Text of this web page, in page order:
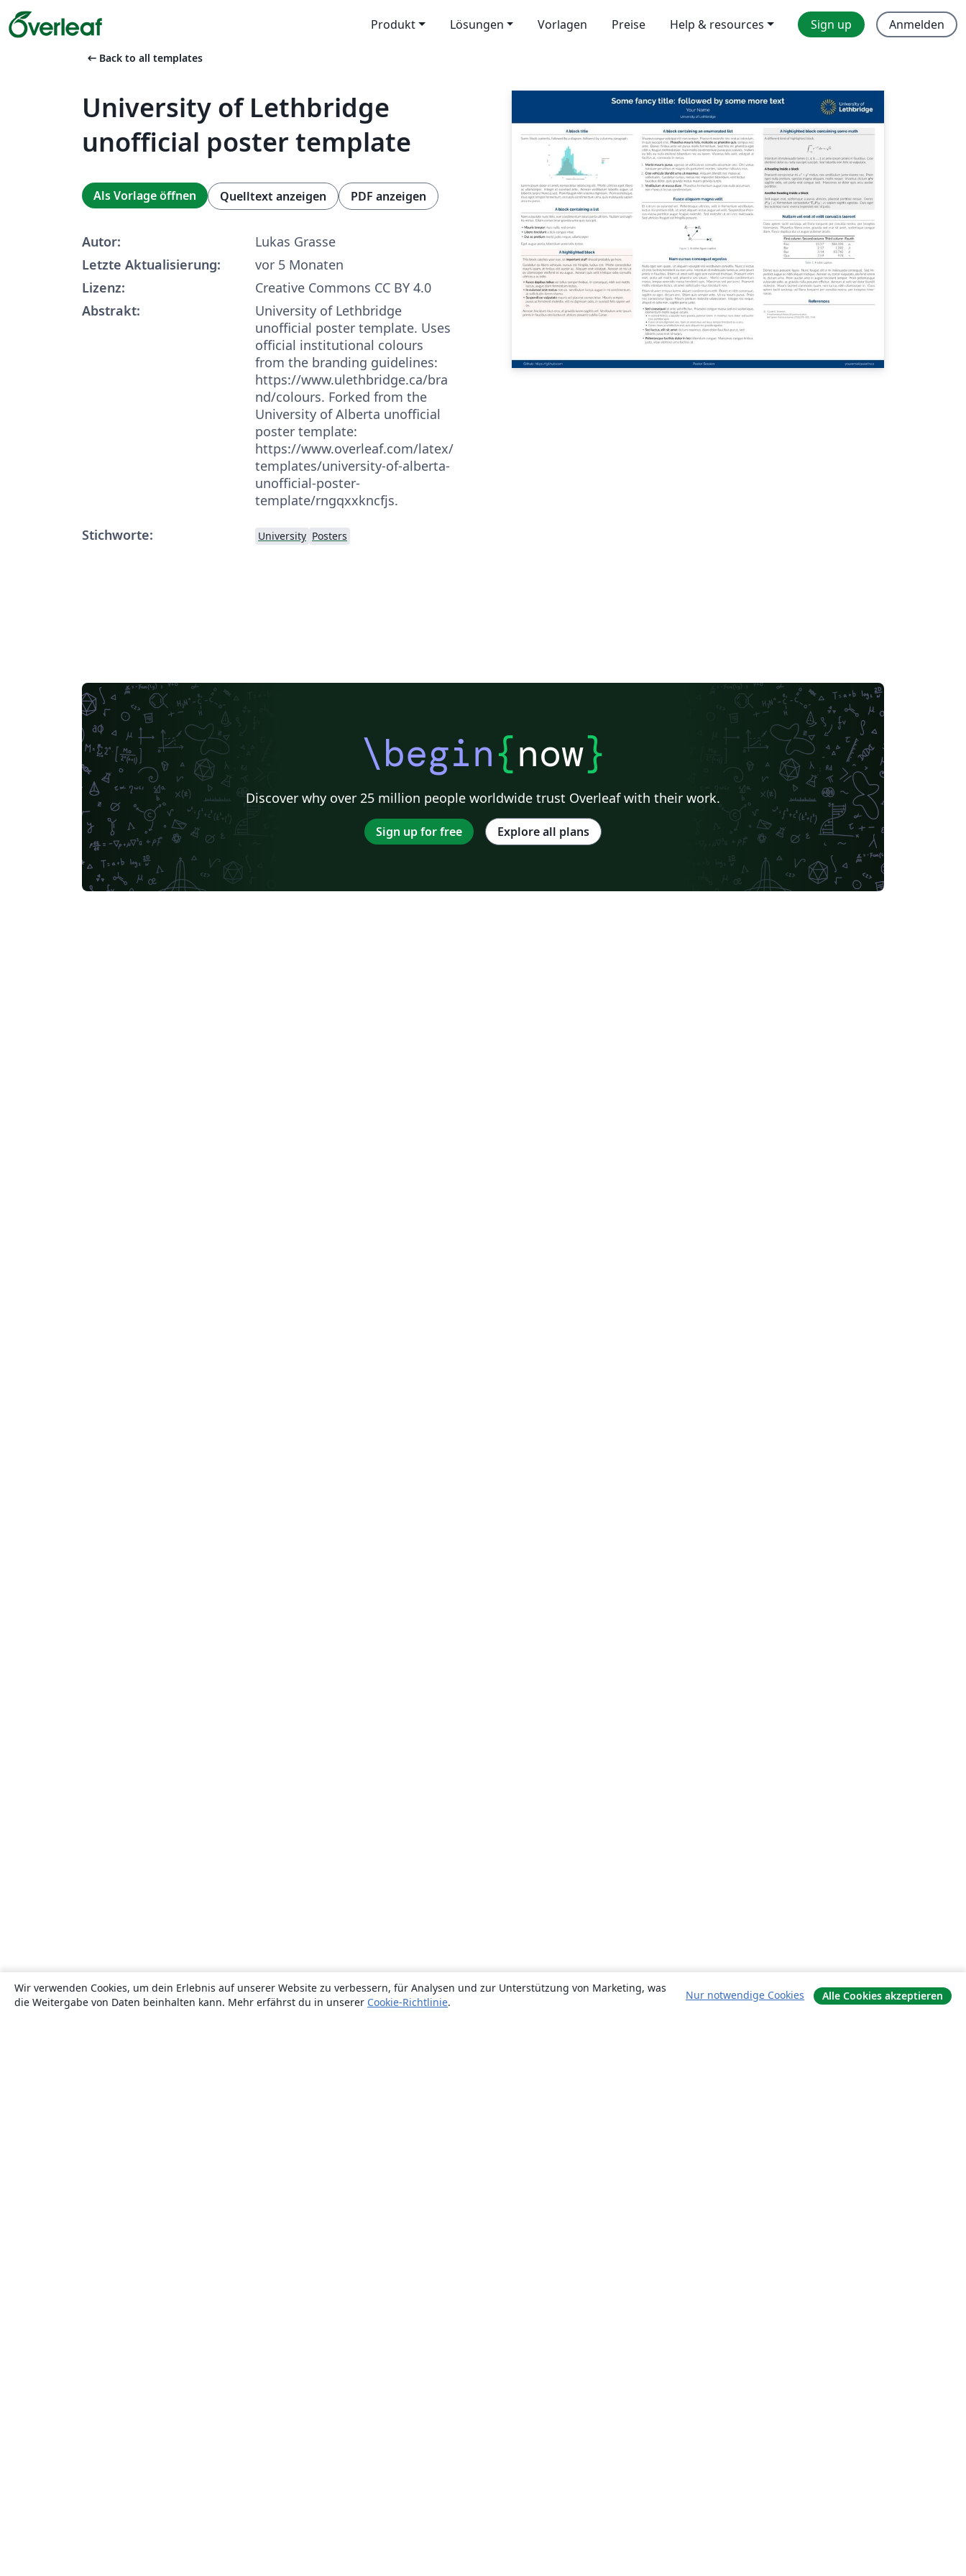
Produkt Lösungen Vorlagen Preise Help & resources Sign up Anmelden
arrow_left_alt Back to all templates
University of Lethbridge
unofficial poster template
Als Vorlage öffnen Quelltext anzeigen PDF anzeigen
Autor:
Lukas Grasse
Letzte Aktualisierung:
vor 5 Monaten
Lizenz:
Creative Commons CC BY 4.0
Abstrakt:
University of Lethbridge
unofficial poster template. Uses
official institutional colours
from the branding guidelines:
https://www.ulethbridge.ca/bra
nd/colours. Forked from the
University of Alberta unofficial
poster template:
https://www.overleaf.com/latex/
templates/university-of-alberta-
unofficial-poster-
template/rngqxxkncfjs.
Stichworte:
University Posters
\begin{now}
Discover why over 25 million people worldwide trust Overleaf with their work.
Sign up for free Explore all plans
Wir verwenden Cookies, um dein Erlebnis auf unserer Website zu verbessern, für Analysen und zur Unterstützung von Marketing, was
die Weitergabe von Daten beinhalten kann. Mehr erfährst du in unserer Cookie-Richtlinie.
Nur notwendige Cookies Alle Cookies akzeptieren